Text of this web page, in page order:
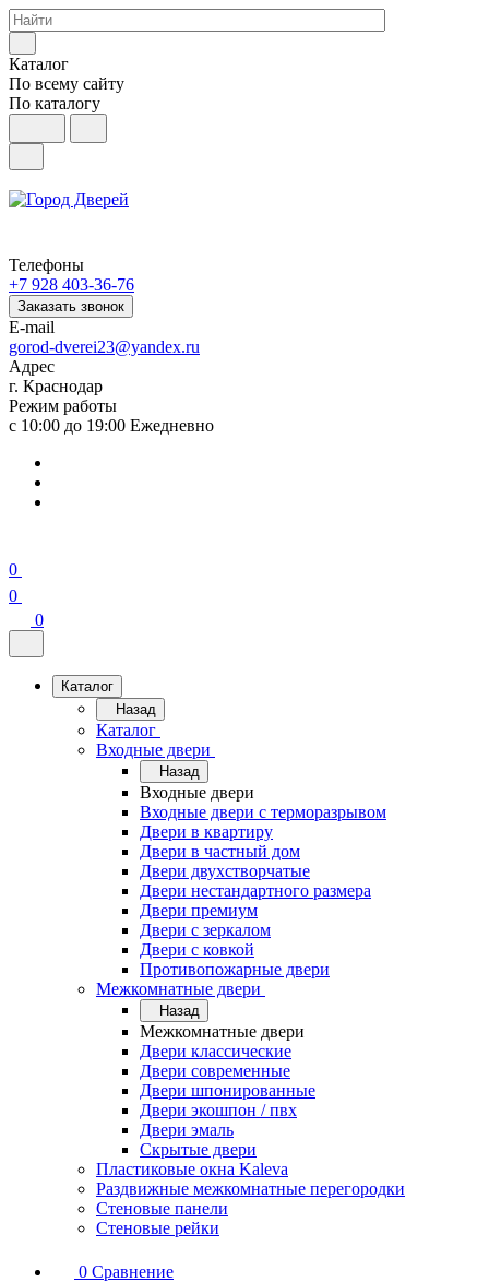
Каталог
По всему сайту
По каталогу
Телефоны
+7 928 403-36-76
Заказать звонок
E-mail
gorod-dverei23@yandex.ru
Адрес
г. Краснодар
Режим работы
с 10:00 до 19:00 Ежедневно
0
0
0
Каталог
Назад
Каталог
Входные двери
Назад
Входные двери
Входные двери с терморазрывом
Двери в квартиру
Двери в частный дом
Двери двухстворчатые
Двери нестандартного размера
Двери премиум
Двери с зеркалом
Двери с ковкой
Противопожарные двери
Межкомнатные двери
Назад
Межкомнатные двери
Двери классические
Двери современные
Двери шпонированные
Двери экошпон / пвх
Двери эмаль
Скрытые двери
Пластиковые окна Kaleva
Раздвижные межкомнатные перегородки
Стеновые панели
Стеновые рейки
0 Сравнение